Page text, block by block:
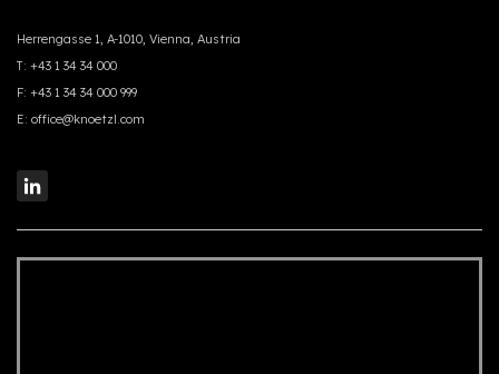
Herrengasse 1, A-1010, Vienna, Austria
T: +43 1 34 34 000
F: +43 1 34 34 000 999
E: office@knoetzl.com